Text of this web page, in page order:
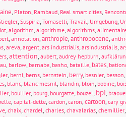
, Platon, Rambaud, Real smart cities,
, Suspiria, Tomaselli, Travail, Umgebung,
, algorithm, algorithme, algorithms,
, annotation,anthropie,anthropocene,
, areva, argent, ars industrialis, arsindustrialis,
,attention, aubert, audrey hepburn,
, barlow, barnabe, basho, bataille, bates,
, berni, berns, bernstein, berry, besnier, besson,
, blanc, blanc-mesnil, blandin, bloin, bobine,
, boullier, bourg, bourgatte, bouzel, bpi,
, capital-dette, cardon, caron,cartoon, cary
, chaix, chardel, charles, chavalarias, chemillier,